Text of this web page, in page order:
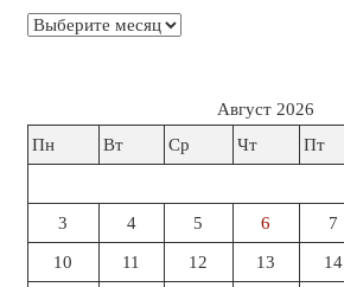
Архивы
Август 2026
Пн
Вт Ср Чт Пт
3 4 5 6 7
10 11 12 13 14